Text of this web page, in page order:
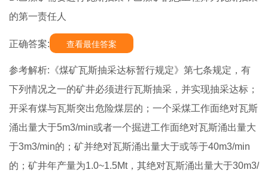
的第一责任人
正确答案: 查看最佳答案
参考解析:《煤矿瓦斯抽采达标暂行规定》第七条规定，有
下列情况之一的矿井必须进行瓦斯抽采，并实现抽采达标；
开采有煤与瓦斯突出危险煤层的；一个采煤工作面绝对瓦斯
涌出量大于5m3/min或者一个掘进工作面绝对瓦斯涌出量大
于3m3/min的；矿并绝对瓦斯涌出量大于或等于40m3/min
的；矿井年产量为1.0~1.5Mt，其绝对瓦斯涌出量大于30m3/